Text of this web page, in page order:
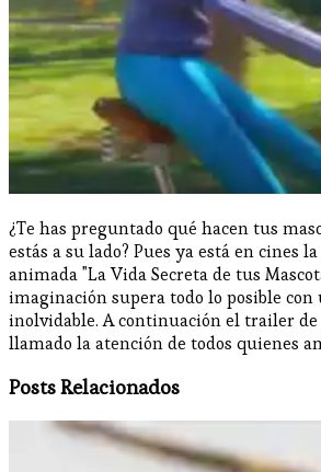
¿Te has preguntado qué hacen tus
estás a su lado? Pues ya está en cines
animada "La Vida Secreta de tus
imaginación supera todo lo posible
inolvidable. A continuación el trailer
llamado la atención de todos quienes
Posts Relacionados